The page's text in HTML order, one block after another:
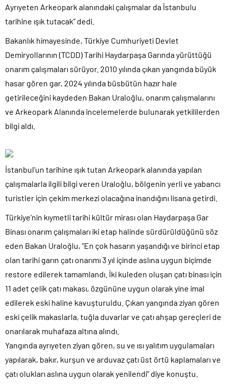
Ayrıyeten Arkeopark alanındaki çalışmalar da İstanbulu
tarihine ışık tutacak” dedi.
Bakanlık himayesinde, Türkiye Cumhuriyeti Devlet
Demiryollarının (TCDD) Tarihi Haydarpaşa Garında yürüttüğü
onarım çalışmaları sürüyor. 2010 yılında çıkan yangında büyük
hasar gören gar, 2024 yılında büsbütün hazır hale
getirileceğini kaydeden Bakan Uraloğlu, onarım çalışmalarını
ve Arkeopark Alanında incelemelerde bulunarak yetkililerden
bilgi aldı.
İstanbul’un tarihine ışık tutan Arkeopark alanında yapılan
çalışmalarla ilgili bilgi veren Uraloğlu, bölgenin yerli ve yabancı
turistler için çekim merkezi olacağına inandığını lisana getirdi.
Türkiye’nin kıymetli tarihi kültür mirası olan Haydarpaşa Gar
Binası onarım çalışmaları iki etap halinde sürdürüldüğünü söz
eden Bakan Uraloğlu, ”En çok hasarın yaşandığı ve birinci etap
olan tarihi garın çatı onarımı 3 yıl içinde aslına uygun biçimde
restore edilerek tamamlandı. İki kuleden oluşan çatı binası için
11 adet çelik çatı makası, özgününe uygun olarak yine imal
edilerek eski haline kavuşturuldu. Çıkan yangında ziyan gören
eski çelik makaslarla, tuğla duvarlar ve çatı ahşap gereçleri de
onarılarak muhafaza altına alındı.
Yangında ayrıyeten ziyan gören, su ve ısı yalıtım uygulamaları
yapılarak, bakır, kurşun ve arduvaz çatı üst örtü kaplamaları ve
çatı olukları aslına uygun olarak yenilendi” diye konuştu.